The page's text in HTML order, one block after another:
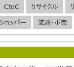
CtoC リサイクル
ショッパー 流通・小売